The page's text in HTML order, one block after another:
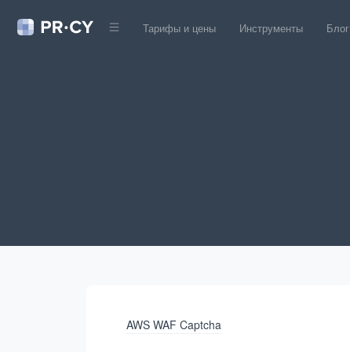
Тарифы и цены Инструменты Блог
AWS WAF Captcha